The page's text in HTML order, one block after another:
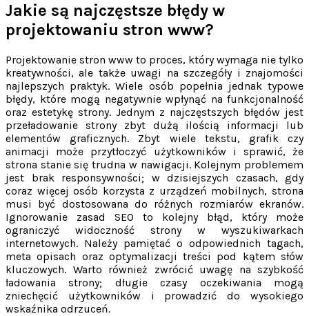
Jakie są najczęstsze błędy w
projektowaniu stron www?
Projektowanie stron www to proces, który wymaga nie tylko
kreatywności, ale także uwagi na szczegóły i znajomości
najlepszych praktyk. Wiele osób popełnia jednak typowe
błędy, które mogą negatywnie wpłynąć na funkcjonalność
oraz estetykę strony. Jednym z najczęstszych błędów jest
przeładowanie strony zbyt dużą ilością informacji lub
elementów graficznych. Zbyt wiele tekstu, grafik czy
animacji może przytłoczyć użytkowników i sprawić, że
strona stanie się trudna w nawigacji. Kolejnym problemem
jest brak responsywności; w dzisiejszych czasach, gdy
coraz więcej osób korzysta z urządzeń mobilnych, strona
musi być dostosowana do różnych rozmiarów ekranów.
Ignorowanie zasad SEO to kolejny błąd, który może
ograniczyć widoczność strony w wyszukiwarkach
internetowych. Należy pamiętać o odpowiednich tagach,
meta opisach oraz optymalizacji treści pod kątem słów
kluczowych. Warto również zwrócić uwagę na szybkość
ładowania strony; długie czasy oczekiwania mogą
zniechęcić użytkowników i prowadzić do wysokiego
wskaźnika odrzuceń.